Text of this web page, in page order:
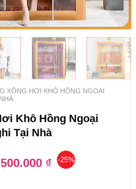
XÔNG HƠI KHÔ HỒNG NGOẠI
Khô Hồng Ngoại
Tại Nhà
₫Giá
hiện
-25%